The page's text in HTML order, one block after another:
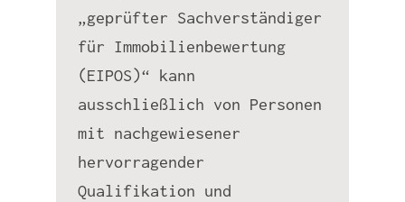
„geprüfter Sachverständiger
für Immobilienbewertung
(EIPOS)“ kann
ausschließlich von Personen
mit nachgewiesener
hervorragender
Qualifikation und